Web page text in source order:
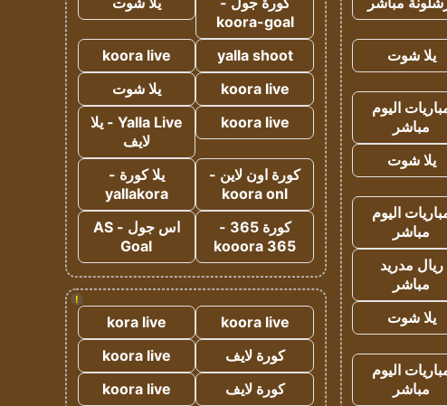
يلا شوت
اليوم
مباشر
يلا شوت
اليوم
مباشر
ريال مدريد
مباشر
يلا شوت
اليوم
مباشر
koora-goal
yalla shoot
koora live
koora live
يلا شوت
koora live
Yalla Live - يلا
لايف
كورة اون لاين -
koora onl
يلا كورة -
yallakora
كورة 365 -
kooora 365
اس جول - AS
Goal
!
koora live
kora live
كورة لايف
koora live
كورة لايف
koora live